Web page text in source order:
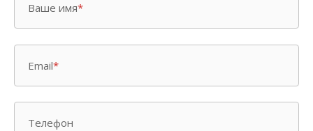
Ваше имя*
Email*
Телефон